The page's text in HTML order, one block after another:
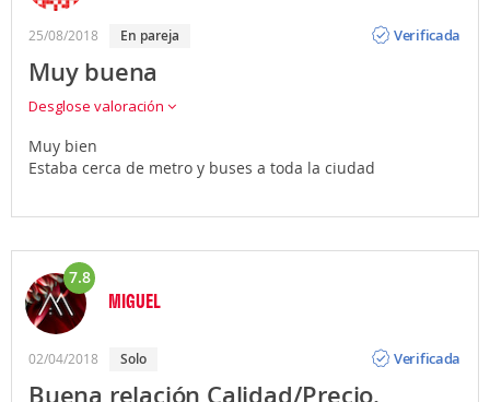
25/08/2018 en pareja
Verificada
Muy buena
Desglose valoración
Muy bien
Estaba cerca de metro y buses a toda la ciudad
7.8
MIGUEL
02/04/2018 solo
Verificada
Buena relación Calidad/Precio.